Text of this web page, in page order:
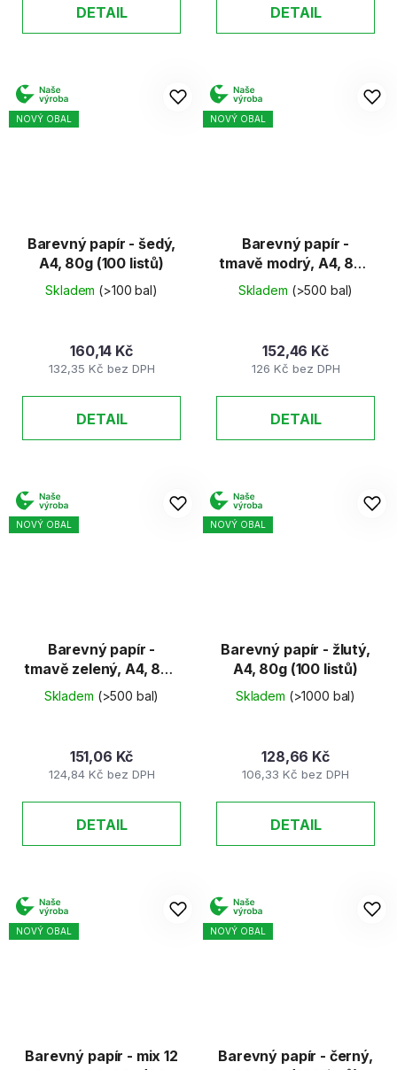
DETAIL DETAIL
NOVÝ OBAL
Barevný papír - šedý,
A4, 80g (100 listů)
Skladem (>100 bal)
132,35 Kč bez DPH
160,14 Kč
DETAIL
NOVÝ OBAL
Barevný papír -
tmavě modrý, A4, 80g
(100 listů)
Skladem (>500 bal)
126 Kč bez DPH
152,46 Kč
DETAIL
NOVÝ OBAL
Barevný papír -
tmavě zelený, A4, 80g
(100 listů)
Skladem (>500 bal)
124,84 Kč bez DPH
151,06 Kč
DETAIL
NOVÝ OBAL
Barevný papír - žlutý,
A4, 80g (100 listů)
Skladem (>1000 bal)
106,33 Kč bez DPH
128,66 Kč
DETAIL
NOVÝ OBAL
Barevný papír - mix 12
NOVÝ OBAL
Barevný papír - černý,